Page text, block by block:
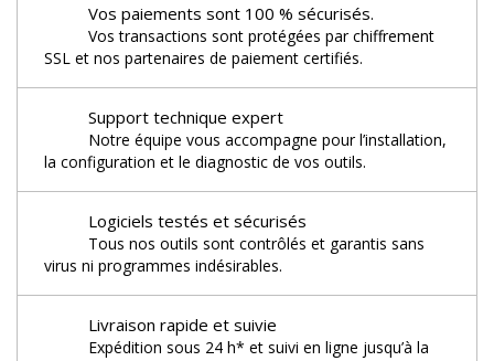
Vos paiements sont 100 % sécurisés.
Vos transactions sont protégées par chiffrement
SSL et nos partenaires de paiement certifiés.
Support technique expert
Notre équipe vous accompagne pour l’installation,
la configuration et le diagnostic de vos outils.
Logiciels testés et sécurisés
Tous nos outils sont contrôlés et garantis sans
virus ni programmes indésirables.
Livraison rapide et suivie
Expédition sous 24 h* et suivi en ligne jusqu’à la